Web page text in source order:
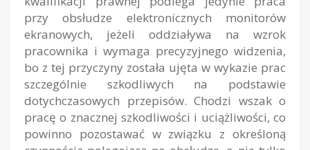
przy obsłudze elektronicznych monitorów
ekranowych, jeżeli oddziaływa na wzrok
pracownika i wymaga precyzyjnego widzenia,
bo z tej przyczyny została ujęta w wykazie prac
szczególnie szkodliwych na podstawie
dotychczasowych przepisów. Chodzi wszak o
pracę o znacznej szkodliwości i uciążliwości, co
powinno pozostawać w związku z określoną